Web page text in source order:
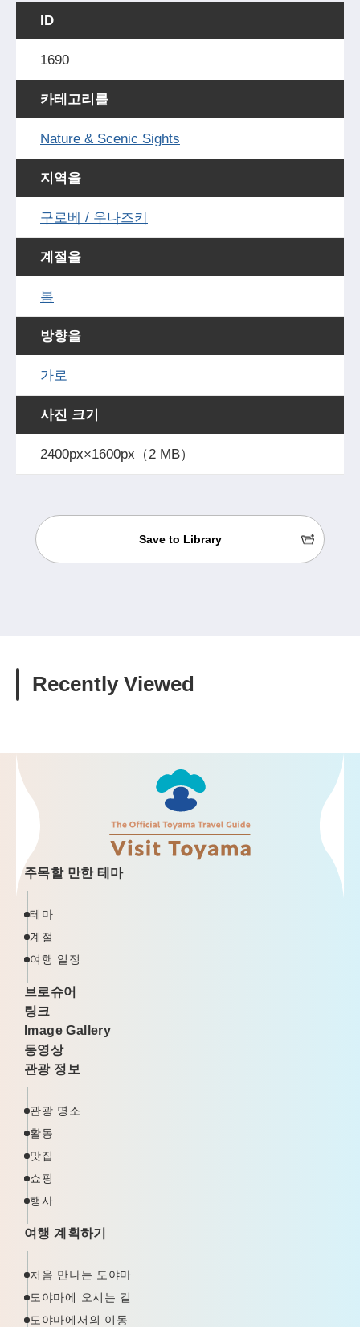
ID
1690
카테고리를
Nature & Scenic Sights
지역을
구로베 / 우나즈키
계절을
봄
방향을
가로
사진 크기
2400px×1600px（2 MB）
Save to Library
Recently Viewed
주목할 만한 테마
테마
계절
여행 일정
브로슈어
링크
Image Gallery
동영상
관광 정보
관광 명소
활동
맛집
쇼핑
행사
여행 계획하기
처음 만나는 도야마
도야마에 오시는 길
도야마에서의 이동